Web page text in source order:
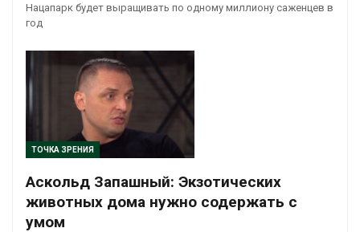
Нацапарк будет выращивать по одному миллиону саженцев в
год
ТОЧКА ЗРЕНИЯ
Аскольд Запашный: Экзотических
животных дома нужно содержать с
умом